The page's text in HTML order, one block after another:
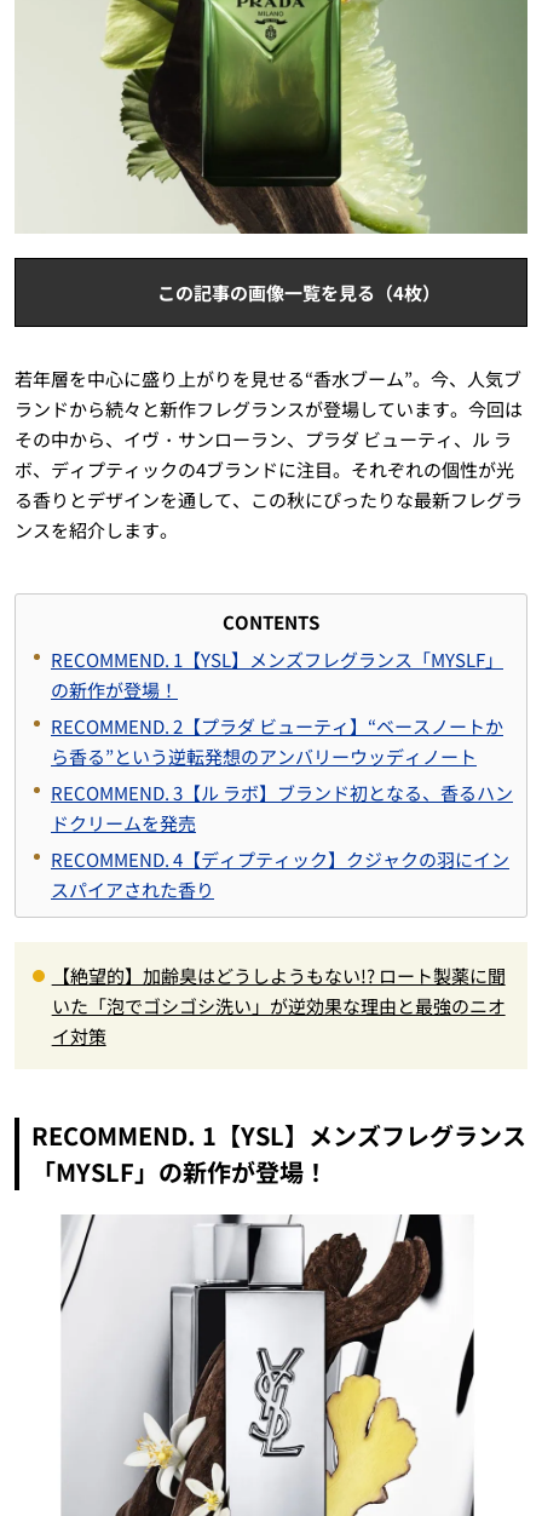
この記事の画像一覧を見る（4枚）
若年層を中心に盛り上がりを見せる“香水ブーム”。今、人気ブ
ランドから続々と新作フレグランスが登場しています。今回は
その中から、イヴ・サンローラン、プラダ ビューティ、ル ラ
ボ、ディプティックの4ブランドに注目。それぞれの個性が光
る香りとデザインを通して、この秋にぴったりな最新フレグラ
ンスを紹介します。
CONTENTS
RECOMMEND. 1【YSL】メンズフレグランス「MYSLF」
の新作が登場！
RECOMMEND. 2【プラダ ビューティ】“ベースノートか
ら香る”という逆転発想のアンバリーウッディノート
RECOMMEND. 3【ル ラボ】ブランド初となる、香るハン
ドクリームを発売
RECOMMEND. 4【ディプティック】クジャクの羽にイン
スパイアされた香り
【絶望的】加齢臭はどうしようもない!? ロート製薬に聞
いた「泡でゴシゴシ洗い」が逆効果な理由と最強のニオ
イ対策
RECOMMEND. 1【YSL】メンズフレグランス
「MYSLF」の新作が登場！